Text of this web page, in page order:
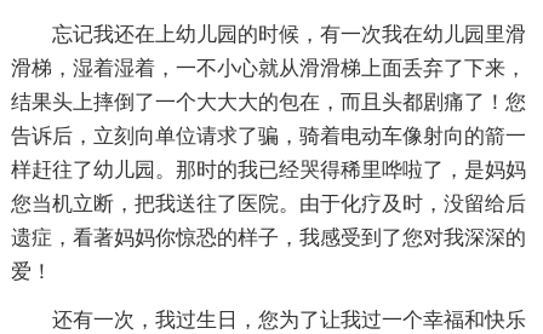
忘记我还在上幼儿园的时候，有一次我在幼儿园里滑
滑梯，湿着湿着，一不小心就从滑滑梯上面丢弃了下来，
结果头上摔倒了一个大大大的包在，而且头都剧痛了！您
告诉后，立刻向单位请求了骗，骑着电动车像射向的箭一
样赶往了幼儿园。那时的我已经哭得稀里哗啦了，是妈妈
您当机立断，把我送往了医院。由于化疗及时，没留给后
遗症，看著妈妈你惊恐的样子，我感受到了您对我深深的
爱！
还有一次，我过生日，您为了让我过一个幸福和快乐